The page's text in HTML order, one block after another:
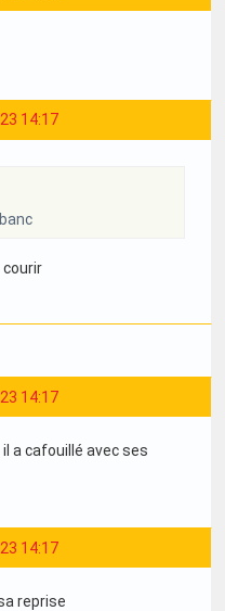
14:17
courir
14:17
a cafouillé avec ses
14:17
reprise